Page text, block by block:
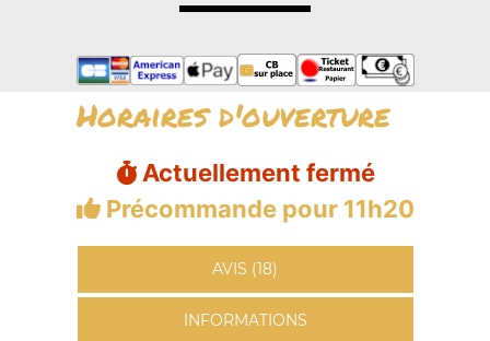
Horaires d'ouverture
Actuellement fermé
Précommande pour 11h20
AVIS (18)
INFORMATIONS